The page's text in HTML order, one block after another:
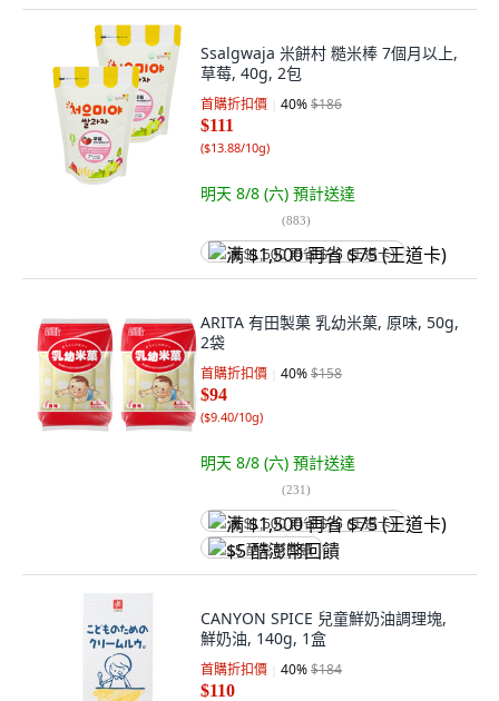
Ssalgwaja 米餅村 糙米棒 7個月以上,
草莓, 40g, 2包
首購折扣價 40%$186
$111
($13.88/10g)
明天 8/8 (六) 預計送達
(883)
满 $1,500 再省 $75 (王道卡)
ARITA 有田製菓 乳幼米菓, 原味, 50g,
2袋
首購折扣價 40%$158
$94
($9.40/10g)
明天 8/8 (六) 預計送達
(231)
满 $1,500 再省 $75 (王道卡)
$5 酷澎幣回饋
CANYON SPICE 兒童鮮奶油調理塊,
鮮奶油, 140g, 1盒
首購折扣價 40%$184
$110